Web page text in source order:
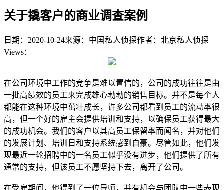
关于撬客户的商业调查案例
日期：2020-10-24来源：中国私人侦探作者：北京私人侦探
Views：
在公司环境中工作的竞争是难以置信的，公司的成功往往是由
一批高绩效的员工来完成雄心勃勃的销售目标。并不是每个人
都能在这种环境中茁壮成长，许多公司都看到员工的流动率很
高，但一个好的雇主会提供培训和支持，以确保员工获得最大
的成功机会。我们的客户以其高员工保留率而闻名，并对他们
的发展计划、培训日和支持系统感到自豪。尽管如此，他们发
现最近一轮招聘中的一名员工似乎没有进步，他们提供了所有
通常的支持，但该员工不愿坚持下去，离开了公司。
在受雇期间，他得到了一位导师，并有机会与团队中一些表现